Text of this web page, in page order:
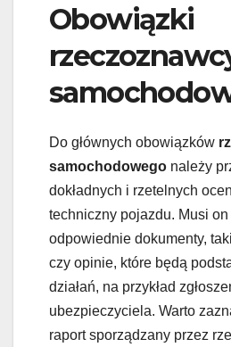
Obowiązki
Do głównych obowiązków
samochodowego należy
dokładnych i rzetelnych
techniczny pojazdu. Musi
odpowiednie dokumenty,
czy opinie, które będą
działań, na przykład
ubezpieczyciela. Warto
raport sporządzany przez